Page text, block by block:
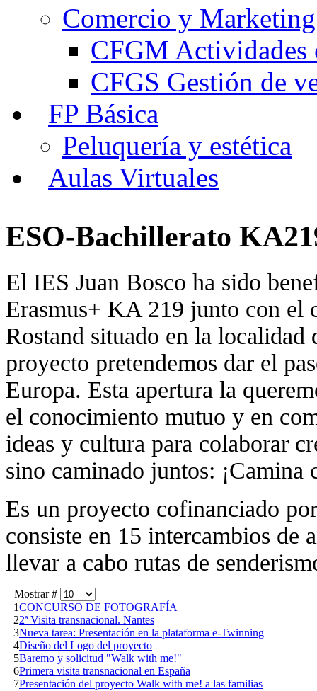
Comercio y Marketing
CFGM Actividades
CFGS Gestión de
FP Básica
Peluquería y estética
Aulas Virtuales
ESO-Bachillerato
El IES Juan Bosco ha sido
Erasmus+ KA 219 junto con el
Rostand situado en la
proyecto pretendemos dar el
Europa. Esta apertura la
el conocimiento mutuo y en
ideas y cultura para colaborar
sino caminado juntos:
Es un proyecto cofinanciado
consiste en 15 intercambios de
llevar a cabo rutas de
Mostrar #
1CONCURSO DE FOTOGRAFÍA
22ª Visita transnacional. Nantes
3Nueva tarea: Presentación en la plataforma e-Twinning
4Diseño del Logo del proyecto
5Baremo y solicitud "Walk with me!"
6Primera visita transnacional en España
7Presentación del proyecto Walk with me! a las familias